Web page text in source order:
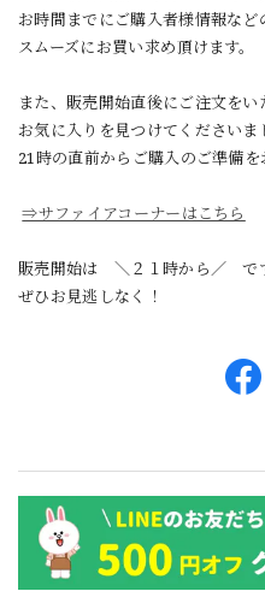
お時間までにご購入者様情報な
スムーズにお買い求め頂けます。
また、販売開始直後にご注文をい
お気に入りを見つけてくださいま
21時の直前からご購入のご準備を
⇒サファイアコーナーはこちら
販売開始は ＼２１時から／ で
ぜひお見逃しなく！